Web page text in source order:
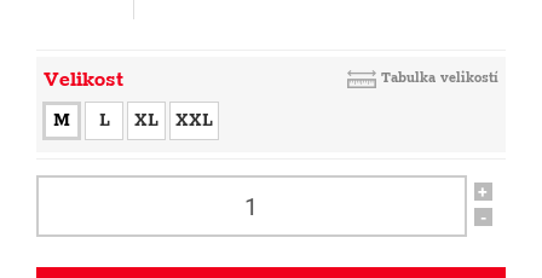
Velikost Tabulka velikostí
M L XL XXL
+
-